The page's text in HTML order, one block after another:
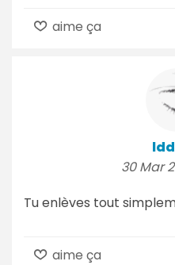
aime ça
30 Mar
Tu enlèves tout
aime ça